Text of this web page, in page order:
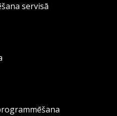
servisā